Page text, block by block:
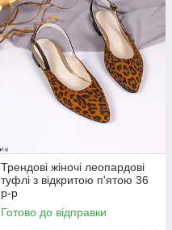
Трендові жіночі леопардові
туфлі з відкритою п'ятою 36
р-р
Готово до відправки